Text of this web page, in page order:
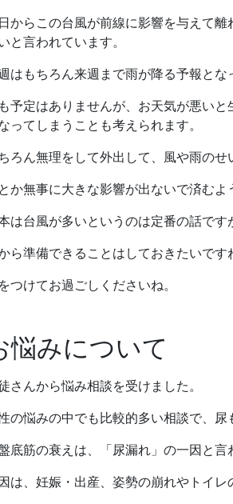
からこの台風が前線に影響を与えて
と言われています。
はもちろん来週まで雨が降る予報とな
予定はありませんが、お天気が悪い
ってしまうことも考えられます。
ろん無理をして外出して、風や雨の
か無事に大きな影響が出ないで済むよ
は台風が多いというのは定番の話で
ら準備できることはしておきたいです
つけてお過ごしくださいね。
悩みについて
さんから悩み相談を受けました。
の悩みの中でも比較的多い相談で、尿
底筋の衰えは、「尿漏れ」の一因と言
は、妊娠・出産、姿勢の崩れやトイレ